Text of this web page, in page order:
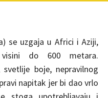
se uzgaja u Africi i Aziji,
do 600 metara.
boje, nepravilnog
napitak jer bi dao vrlo